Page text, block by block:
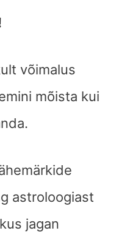
võimalus
mõista kui
astroloogiast
jagan